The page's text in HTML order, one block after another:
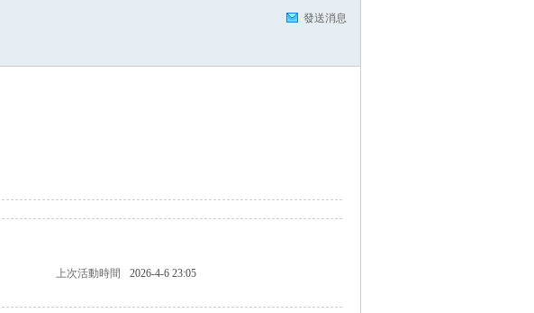
發送消息
上次活動時間
2026-4-6 23:05